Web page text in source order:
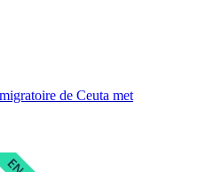
de Ceuta met